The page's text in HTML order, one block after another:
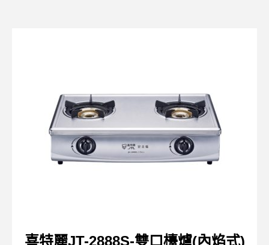
喜特麗JT-2888S-雙口檯爐(內焰式)